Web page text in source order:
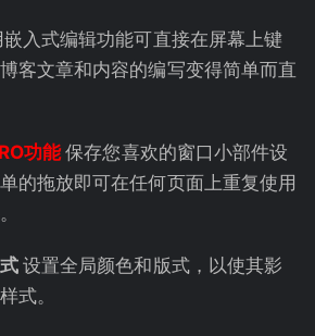
嵌入式编辑功能可直接在屏幕上键
客文章和内容的编写变得简单而直
功能保存您喜欢的窗口小部件设
的拖放即可在任何页面上重复使用
设置全局颜色和版式，以使其影
式。